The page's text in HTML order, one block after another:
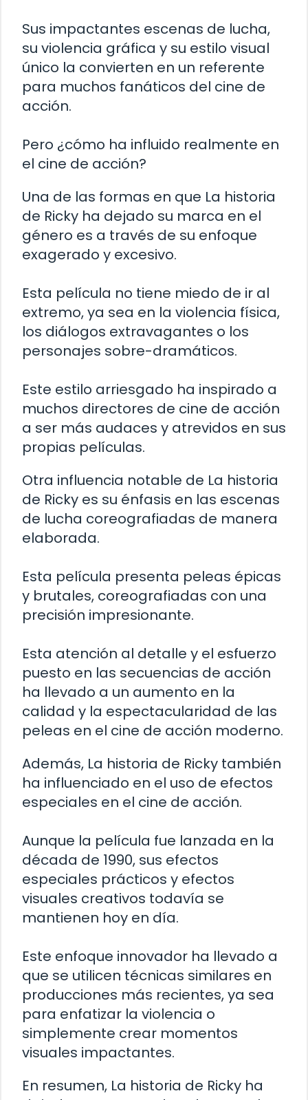
Sus impactantes escenas de lucha,
su violencia gráfica y su estilo visual
único la convierten en un referente
para muchos fanáticos del cine de
acción.
Pero ¿cómo ha influido realmente en
el cine de acción?
Una de las formas en que La historia
de Ricky ha dejado su marca en el
género es a través de su enfoque
exagerado y excesivo.
Esta película no tiene miedo de ir al
extremo, ya sea en la violencia física,
los diálogos extravagantes o los
personajes sobre-dramáticos.
Este estilo arriesgado ha inspirado a
muchos directores de cine de acción
a ser más audaces y atrevidos en sus
propias películas.
Otra influencia notable de La historia
de Ricky es su énfasis en las escenas
de lucha coreografiadas de manera
elaborada.
Esta película presenta peleas épicas
y brutales, coreografiadas con una
precisión impresionante.
Esta atención al detalle y el esfuerzo
puesto en las secuencias de acción
ha llevado a un aumento en la
calidad y la espectacularidad de las
peleas en el cine de acción moderno.
Además, La historia de Ricky también
ha influenciado en el uso de efectos
especiales en el cine de acción.
Aunque la película fue lanzada en la
década de 1990, sus efectos
especiales prácticos y efectos
visuales creativos todavía se
mantienen hoy en día.
Este enfoque innovador ha llevado a
que se utilicen técnicas similares en
producciones más recientes, ya sea
para enfatizar la violencia o
simplemente crear momentos
visuales impactantes.
En resumen, La historia de Ricky ha